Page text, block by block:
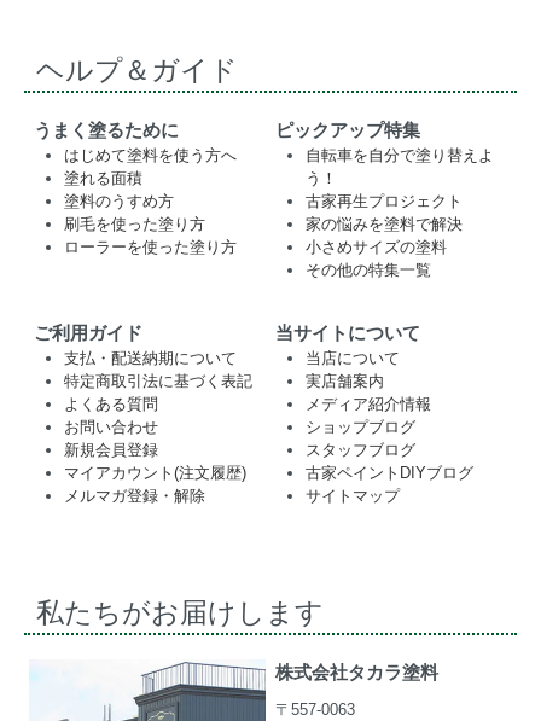
ヘルプ＆ガイド
うまく塗るために
はじめて塗料を使う方へ
塗れる面積
塗料のうすめ方
刷毛を使った塗り方
ローラーを使った塗り方
ピックアップ特集
自転車を自分で塗り替えよ
う！
古家再生プロジェクト
家の悩みを塗料で解決
小さめサイズの塗料
その他の特集一覧
ご利用ガイド
支払・配送納期について
特定商取引法に基づく表記
よくある質問
お問い合わせ
新規会員登録
マイアカウント(注文履歴)
メルマガ登録・解除
当サイトについて
当店について
実店舗案内
メディア紹介情報
ショップブログ
スタッフブログ
古家ペイントDIYブログ
サイトマップ
私たちがお届けします
株式会社タカラ塗料
〒557-0063